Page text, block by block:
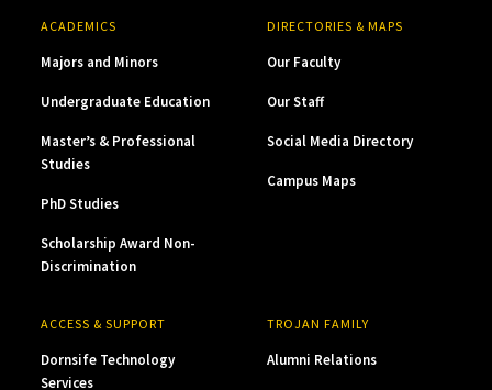
ACADEMICS
Majors and Minors
Undergraduate Education
Master’s & Professional
Studies
PhD Studies
Scholarship Award Non-
Discrimination
DIRECTORIES & MAPS
Our Faculty
Our Staff
Social Media Directory
Campus Maps
ACCESS & SUPPORT
Dornsife Technology
Services
TROJAN FAMILY
Alumni Relations